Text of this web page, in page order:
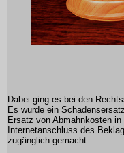
Dabei ging es bei den
Es wurde ein
Ersatz von Abmahnkosten
Internetanschluss des
zugänglich gemacht.